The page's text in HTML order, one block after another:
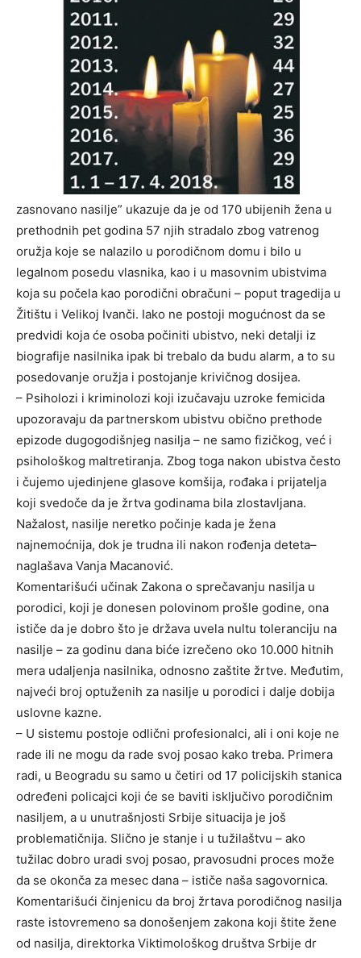
zasnovano nasilje” ukazuje da je od 170 ubijenih žena u
prethodnih pet godina 57 njih stradalo zbog vatrenog
oružja koje se nalazilo u porodičnom domu i bilo u
legalnom posedu vlasnika, kao i u masovnim ubistvima
koja su počela kao porodični obračuni – poput tragedija u
Žitištu i Velikoj Ivanči. Iako ne postoji mogućnost da se
predvidi koja će osoba počiniti ubistvo, neki detalji iz
biografije nasilnika ipak bi trebalo da budu alarm, a to su
posedovanje oružja i postojanje krivičnog dosijea.
– Psiholozi i kriminolozi koji izučavaju uzroke femicida
upozoravaju da partnerskom ubistvu obično prethode
epizode dugogodišnjeg nasilja – ne samo fizičkog, već i
psihološkog maltretiranja. Zbog toga nakon ubistva često
i čujemo ujedinjene glasove komšija, rođaka i prijatelja
koji svedoče da je žrtva godinama bila zlostavljana.
Nažalost, nasilje neretko počinje kada je žena
najnemoćnija, dok je trudna ili nakon rođenja deteta–
naglašava Vanja Macanović.
Komentarišući učinak Zakona o sprečavanju nasilja u
porodici, koji je donesen polovinom prošle godine, ona
ističe da je dobro što je država uvela nultu toleranciju na
nasilje – za godinu dana biće izrečeno oko 10.000 hitnih
mera udaljenja nasilnika, odnosno zaštite žrtve. Međutim,
najveći broj optuženih za nasilje u porodici i dalje dobija
uslovne kazne.
– U sistemu postoje odlični profesionalci, ali i oni koje ne
rade ili ne mogu da rade svoj posao kako treba. Primera
radi, u Beogradu su samo u četiri od 17 policijskih stanica
određeni policajci koji će se baviti isključivo porodičnim
nasiljem, a u unutrašnjosti Srbije situacija je još
problematičnija. Slično je stanje i u tužilaštvu – ako
tužilac dobro uradi svoj posao, pravosudni proces može
da se okonča za mesec dana – ističe naša sagovornica.
Komentarišući činjenicu da broj žrtava porodičnog nasilja
raste istovremeno sa donošenjem zakona koji štite žene
od nasilja, direktorka Viktimološkog društva Srbije dr